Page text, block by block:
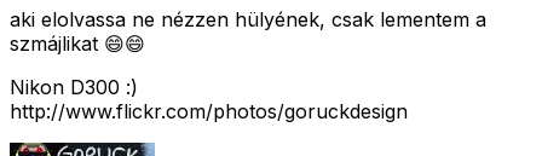
aki elolvassa ne nézzen hülyének, csak lementem a
szmájlikat 😄😄
Nikon D300 :)
http://www.flickr.com/photos/goruckdesign